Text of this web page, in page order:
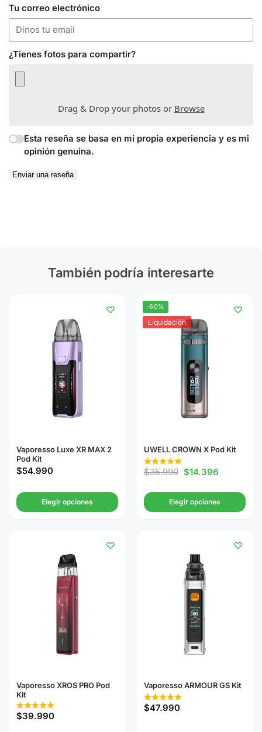
Tu correo electrónico
¿Tienes fotos para compartir?
Drag & Drop your photos or Browse
Esta reseña se basa en mi propia experiencia y es mi
opinión genuina.
Enviar una reseña
También podría interesarte
Vaporesso Luxe XR MAX 2
Pod Kit
$54.990
Elegir opciones
-60%
Liquidación
UWELL CROWN X Pod Kit
$35.990 $14.396
Elegir opciones
Vaporesso XROS PRO Pod
Kit
$39.990
Vaporesso ARMOUR GS Kit
$47.990